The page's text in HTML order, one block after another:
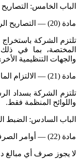
الباب الخامس: التصاريح
مادة (20) — التصاريح الرسمية
تلتزم الشركة
المختصة، بما في
والجهات التنظيمية
مادة (21) — الالتزام المالي
تلتزم الشركة بسداد
واللوائح المنظمة فقط.
الباب السادس: الضبط
مادة (22) — أوامر الصرف
لا يجوز صرف أي مبالغ